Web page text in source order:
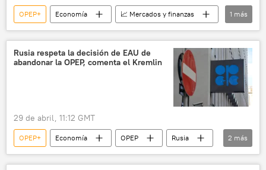
OPEP+ Economía
📈 Mercados y finanzas
petróleo
1 más
Rusia respeta la decisión de EAU de
abandonar la OPEP, comenta el Kremlin
29 de abril, 11:12 GMT
OPEP+ Economía OPEP
Rusia
📈 Mercados y finanzas
petróleo
2 más